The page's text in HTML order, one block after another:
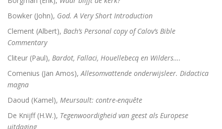
Dingen die verborgen waren
Alkibiades
De schepping van de wereld
Inclusieve godsdienstpedagogiek
Bowker (John), God. A Very Short Introduction
Clement (Albert), Bach’s Personal copy of Calov’s Bible
Commentary
Cliteur (Paul), Bardot, Fallaci, Houellebecq en Wilders….
Comenius (Jan Amos),Allesomvattende onderwijsleer. Didactica
magna
Daoud (Kamel), Meursault: contre-enquête
De Knijff (H.W.), Tegenwoordigheid van geest als Europese
uitdaging